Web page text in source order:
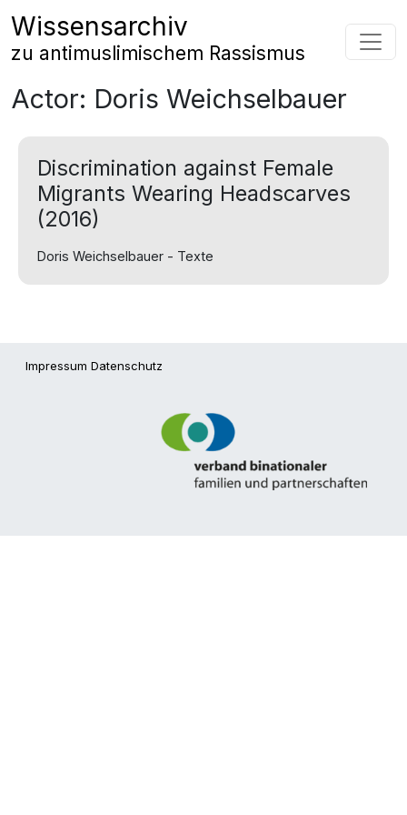
Zum Inhalt springen
Hauptnavigation
Wissensarchiv
zu antimuslimischem Rassismus
Actor: Doris Weichselbauer
Discrimination against Female
Migrants Wearing Headscarves
(2016)
Doris Weichselbauer - Texte
Impressum Datenschutz